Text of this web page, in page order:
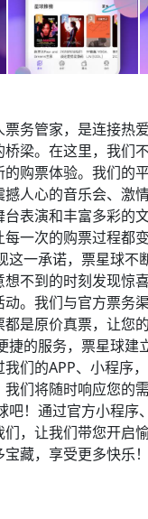
务管家，是连接热
梁。在这里，我们
购票体验。我们的
人心的音乐会、激
表演和丰富多彩的
一次的购票过程都
这一承诺，票星球不
不到的时刻发现惊
。我们与官方票务
是原价真票，让您
捷的服务，票星球建
们的APP、小程序
们将随时响应您的
吧！通过官方小程序
，让我们带您开启
藏，享受更多快乐！